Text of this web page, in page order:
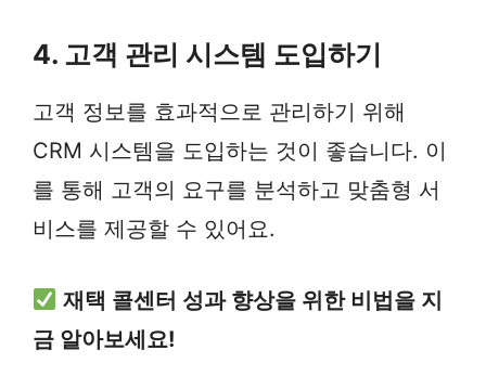
4. 고객 관리 시스템 도입하기
고객 정보를 효과적으로 관리하기 위해
CRM 시스템을 도입하는 것이 좋습니다. 이
를 통해 고객의 요구를 분석하고 맞춤형 서
비스를 제공할 수 있어요.
재택 콜센터 성과 향상을 위한 비법을 지
금 알아보세요!